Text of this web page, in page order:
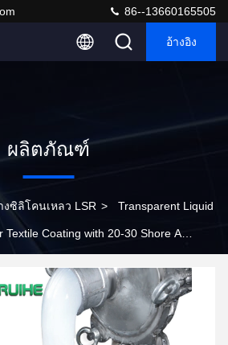
86--13660165505
อ้างอิง
ผลิตภัณฑ์
งซิลิโคนเหลว LSR > Transparent Liquid
Textile Coating with 20-30 Shore A